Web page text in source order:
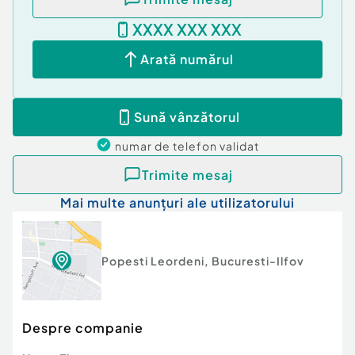
XXXX XXX XXX
Arată numărul
Sună vânzătorul
numar de telefon validat
Trimite mesaj
Mai multe anunțuri ale utilizatorului
Popesti Leordeni, Bucuresti-Ilfov
Despre companie